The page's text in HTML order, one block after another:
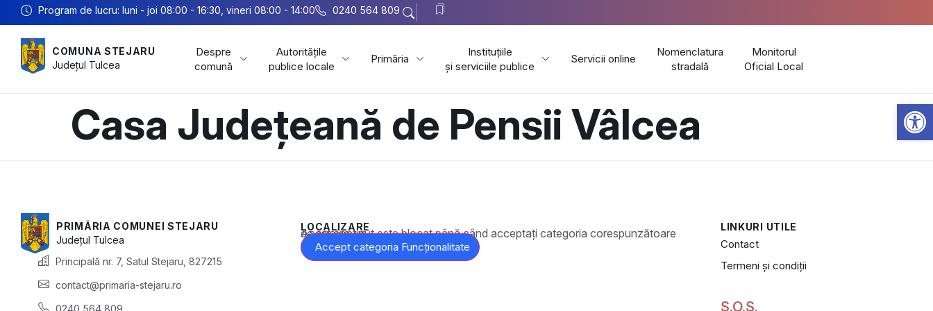
Program de lucru: luni - joi 08:00 - 16:30, vineri 08:00 - 14:00 0240 564 809
COMUNA STEJARU
Județul Tulcea
Despre
comună
Autoritățile
publice locale
Primăria
Instituțiile
și serviciile publice
Servicii online
Nomenclatura
stradală
Monitorul
Oficial Local
Casa Județeană de Pensii Vâlcea
PRIMĂRIA COMUNEI STEJARU
Județul Tulcea
Principală nr. 7, Satul Stejaru, 827215
contact@primaria-stejaru.ro
0240 564 809
LOCALIZARE
Acest conținut este blocat până când acceptați categoria corespunzătoare de cookie-uri.
Accept categoria Funcționalitate
LINKURI UTILE
Contact
Termeni și condiții
S.O.S.